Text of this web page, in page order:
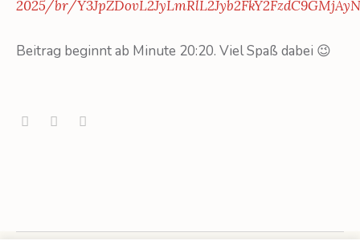
2025/br/
Beitrag beginnt ab Minute 20:20. Viel Spaß dabei 😉